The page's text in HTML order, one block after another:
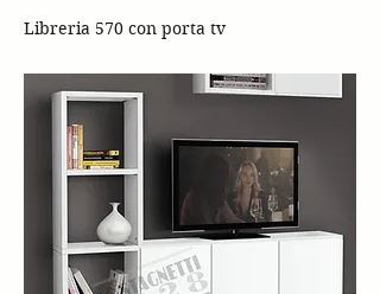
Libreria 570 con porta tv